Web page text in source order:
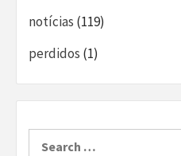
notícias (119)
perdidos (1)